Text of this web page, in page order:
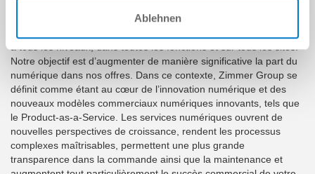
Ablehnen
à tous les niveaux, dans toutes les fonctions et sur tous les sites.
Notre objectif est d’augmenter de manière significative la part du
numérique dans nos offres. Dans ce contexte, Zimmer Group se
définit comme étant au cœur de l’innovation numérique et des
nouveaux modèles commerciaux numériques innovants, tels que
le Product-as-a-Service. Les services numériques ouvrent de
nouvelles perspectives de croissance, rendent les processus
complexes maîtrisables, permettent une plus grande
transparence dans la commande ainsi que la maintenance et